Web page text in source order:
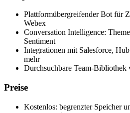
Plattformübergreifender Bot für
Webex
Conversation Intelligence:
Sentiment
Integrationen mit Salesforce,
mehr
Durchsuchbare Team-Bibliothek
Preise
Kostenlos: begrenzter Speicher